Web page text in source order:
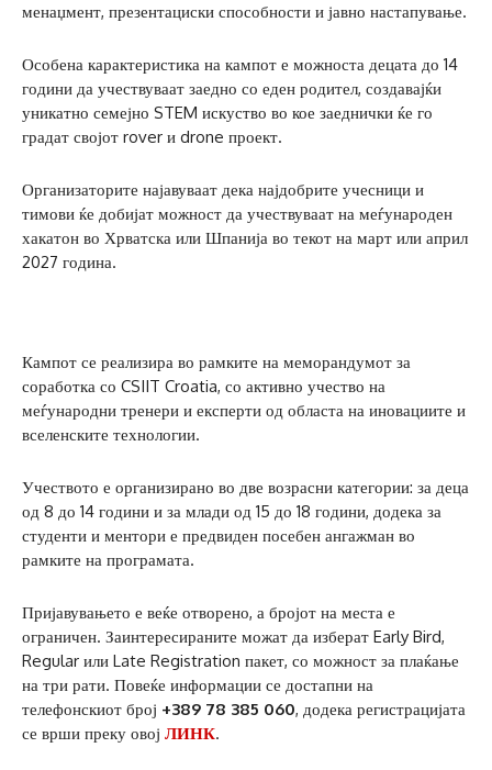
менаџмент, презентациски способности и јавно настапување.
Особена карактеристика на кампот е можноста децата до 14
години да учествуваат заедно со еден родител, создавајќи
уникатно семејно STEM искуство во кое заеднички ќе го
градат својот rover и drone проект.
Организаторите најавуваат дека најдобрите учесници и
тимови ќе добијат можност да учествуваат на меѓународен
хакатон во Хрватска или Шпанија во текот на март или април
2027 година.
Кампот се реализира во рамките на меморандумот за
соработка со CSIIT Croatia, со активно учество на
меѓународни тренери и експерти од областа на иновациите и
вселенските технологии.
Учеството е организирано во две возрасни категории: за деца
од 8 до 14 години и за млади од 15 до 18 години, додека за
студенти и ментори е предвиден посебен ангажман во
рамките на програмата.
Пријавувањето е веќе отворено, а бројот на места е
ограничен. Заинтересираните можат да изберат Early Bird,
Regular или Late Registration пакет, со можност за плаќање
на три рати. Повеќе информации се достапни на
телефонскиот број +389 78 385 060, додека регистрацијата
се врши преку овој ЛИНК.